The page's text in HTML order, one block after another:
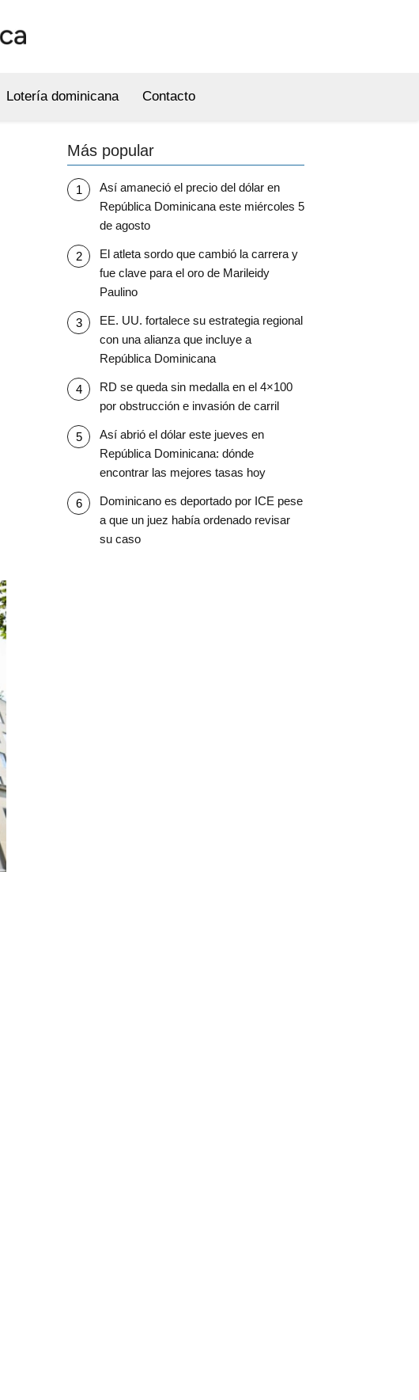
Lotería dominicana Contacto
Más popular
Así amaneció el precio del dólar en
República Dominicana este miércoles 5
de agosto
El atleta sordo que cambió la carrera y
fue clave para el oro de Marileidy
Paulino
EE. UU. fortalece su estrategia regional
con una alianza que incluye a
República Dominicana
RD se queda sin medalla en el 4×100
por obstrucción e invasión de carril
Así abrió el dólar este jueves en
República Dominicana: dónde
encontrar las mejores tasas hoy
Dominicano es deportado por ICE pese
a que un juez había ordenado revisar
su caso